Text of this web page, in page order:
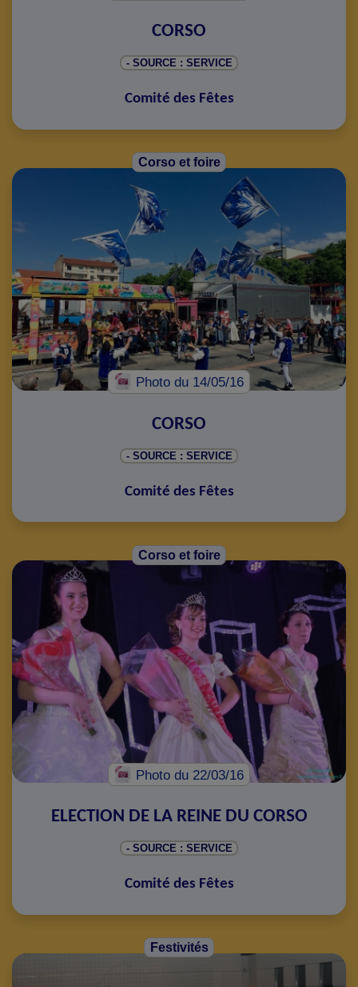
CORSO
- SOURCE : SERVICE
Comité des Fêtes
Corso et foire
Photo du 14/05/16
CORSO
- SOURCE : SERVICE
Comité des Fêtes
Corso et foire
Photo du 22/03/16
ELECTION DE LA REINE DU CORSO
- SOURCE : SERVICE
Comité des Fêtes
Festivités